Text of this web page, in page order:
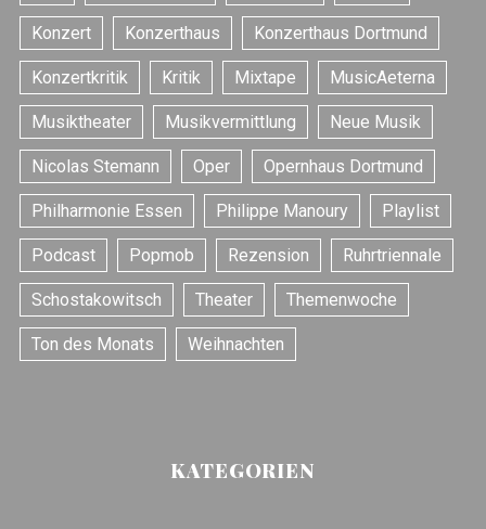
Konzert Konzerthaus Konzerthaus Dortmund
Konzertkritik Kritik Mixtape MusicAeterna
Musiktheater Musikvermittlung Neue Musik
Nicolas Stemann Oper Opernhaus Dortmund
Philharmonie Essen Philippe Manoury Playlist
Podcast Popmob Rezension Ruhrtriennale
Schostakowitsch Theater Themenwoche
Ton des Monats Weihnachten
KATEGORIEN
S
e
a
c
h
f
o
r
: